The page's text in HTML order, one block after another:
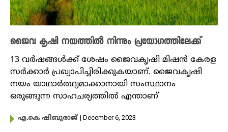
ജൈവ കൃഷി നയത്തിൽ നിന്നും പ്രയോഗത്തിലേക്ക്
13 വർഷങ്ങൾക്ക് ശേഷം ജൈവകൃഷി മിഷൻ കേരള
സർക്കാർ പ്രഖ്യാപിച്ചിരിക്കുകയാണ്. ജൈവകൃഷി
നയം യാഥാർത്ഥ്യമാക്കാനായി സംസ്ഥാനം
ഒരുങ്ങുന്ന സാഹചര്യത്തിൽ എന്താണ്
എ.കെ ഷിബുരാജ് | December 6, 2023